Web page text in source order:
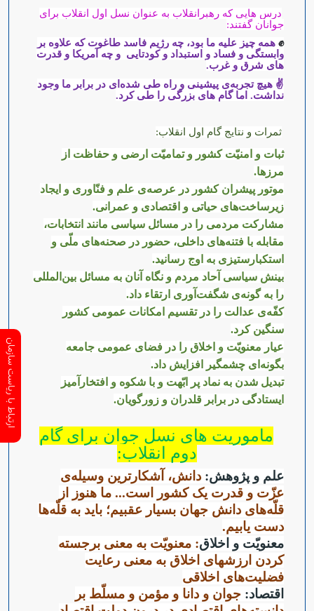
درس هایی که رهبرانقلاب به عنوان نسل اول انقلاب برای
جوانان گفتند:
✊ همه چیز علیه ما بود، چه رژیم فاسد طاغوت که علاوه ‌بر
وابستگی و فساد و استبداد و کودتایی و چه آمریکا و قدرت
های شرق و غرب.
✌ هیچ تجربه‌ی پیشینی و راه طی شده‌ای در برابر ما وجود
نداشت. اما گام های بزرگی را طی کرد.
ثمرات و نتایج گام اول انقلاب:
ثبات و امنیّت کشور و تمامیّت ارضی و حفاظت از
مرزها.
موتور پیشران کشور در عرصه‌ی علم و فنّاوری و ایجاد
زیرساخت‌های حیاتی و اقتصادی و عمرانی.
مشارکت مردمی را در مسائل سیاسی مانند انتخابات،
مقابله با فتنه‌های داخلی، حضور در صحنه‌های ملّی و
استکبارستیزی به اوج رسانید.
بینش سیاسی آحاد مردم و نگاه آنان به مسائل بین‌المللی
را به گونه‌ی شگفت‌آوری ارتقاء داد.
کفّه‌ی عدالت را در تقسیم امکانات عمومی کشور
سنگین کرد.
عیار معنویّت و اخلاق را در فضای عمومی جامعه
بگونه‌ای چشمگیر افزایش داد.
تبدیل شدن به نماد پر ابّهت و با شکوه و افتخارآمیز
ایستادگی در برابر قلدران و زورگویان.
ماموریت های نسل جوان برای گام
دوم انقلاب:
علم و پژوهش: دانش،‌ آشکارترین وسیله‌ی
عزّت و قدرت یک کشور است... ما هنوز از
قلّه‌های دانش جهان بسیار عقبیم؛ باید به قلّه‌ها
دست یابیم.
معنویّت و اخلاق: معنویّت به معنی برجسته
کردن ارزشهای اخلاق به معنی رعایت
فضلیت‌های اخلاقی
اقتصاد: جوان و دانا و مؤمن و مسلّط بر
ارتباط با ریاست سازمان